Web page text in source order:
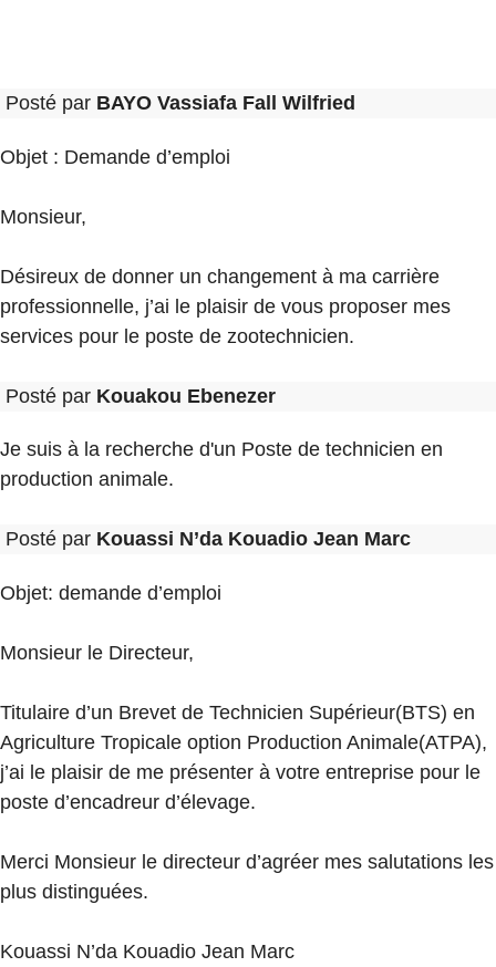
Posté par BAYO Vassiafa Fall Wilfried
Objet : Demande d’emploi
Monsieur,
Désireux de donner un changement à ma carrière
professionnelle, j’ai le plaisir de vous proposer mes
services pour le poste de zootechnicien.
Posté par Kouakou Ebenezer
Je suis à la recherche d'un Poste de technicien en
production animale.
Posté par Kouassi N’da Kouadio Jean Marc
Objet: demande d’emploi
Monsieur le Directeur,
Titulaire d’un Brevet de Technicien Supérieur(BTS) en
Agriculture Tropicale option Production Animale(ATPA),
j’ai le plaisir de me présenter à votre entreprise pour le
poste d’encadreur d’élevage.
Merci Monsieur le directeur d’agréer mes salutations les
plus distinguées.
Kouassi N’da Kouadio Jean Marc